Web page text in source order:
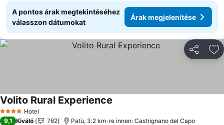
A pontos árak megtekintéséhez
válasszon dátumokat
Árak megjelenítése
4 KategóriaHotel
Volito Rural Experience
9,1 Kiváló 762 Patù, 3.2 km-re innen: Castrignano del Capo